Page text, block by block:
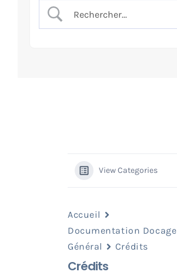
View Categories
Accueil
Documentation Docage
Général
Crédits
Crédits